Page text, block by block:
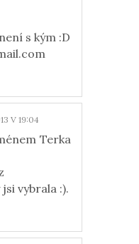
s kým :D
V 19:04
Terka
vybrala :).